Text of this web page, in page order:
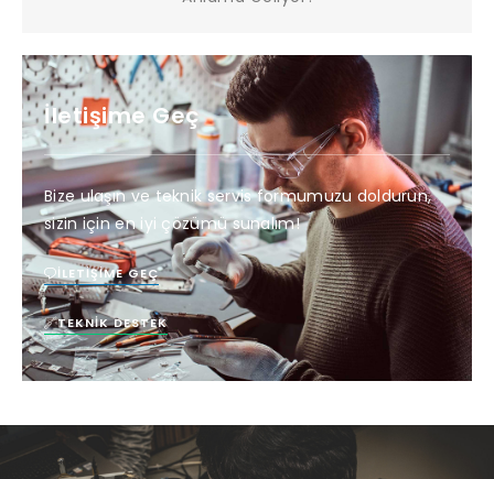
İletişime Geç
Bize ulaşın ve teknik servis formumuzu doldurun,
sizin için en iyi çözümü sunalım!
İLETIŞIME GEÇ
TEKNIK DESTEK